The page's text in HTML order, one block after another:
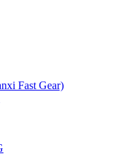
Fast Gear)